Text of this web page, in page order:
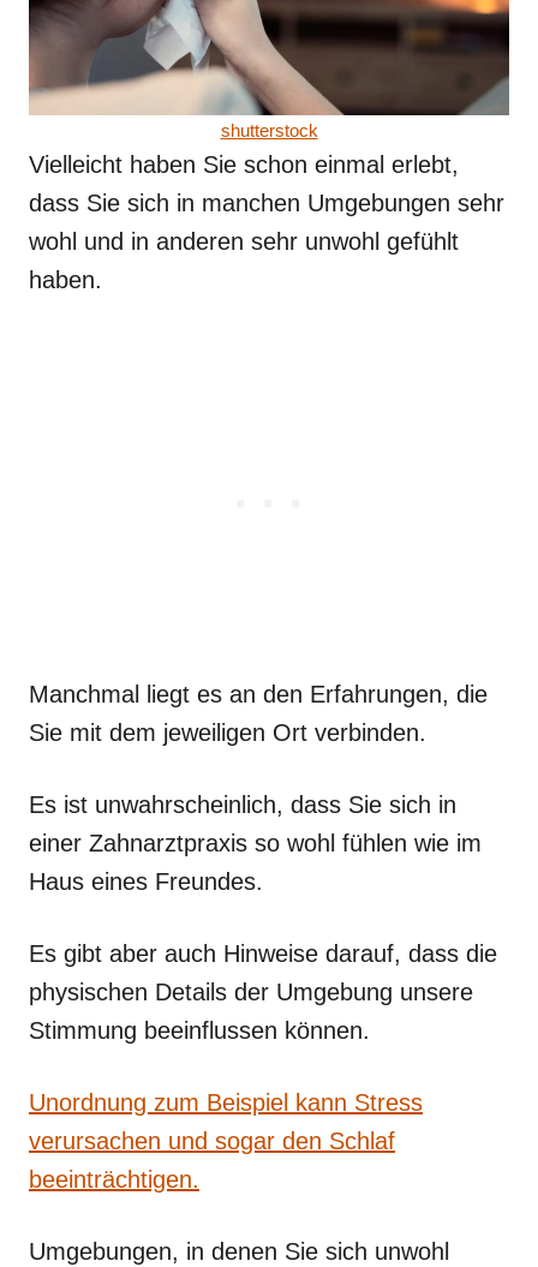
shutterstock
Vielleicht haben Sie schon einmal erlebt,
dass Sie sich in manchen Umgebungen sehr
wohl und in anderen sehr unwohl gefühlt
haben.
Manchmal liegt es an den Erfahrungen, die
Sie mit dem jeweiligen Ort verbinden.
Es ist unwahrscheinlich, dass Sie sich in
einer Zahnarztpraxis so wohl fühlen wie im
Haus eines Freundes.
Es gibt aber auch Hinweise darauf, dass die
physischen Details der Umgebung unsere
Stimmung beeinflussen können.
Unordnung zum Beispiel kann Stress
verursachen und sogar den Schlaf
beeinträchtigen.
Umgebungen, in denen Sie sich unwohl